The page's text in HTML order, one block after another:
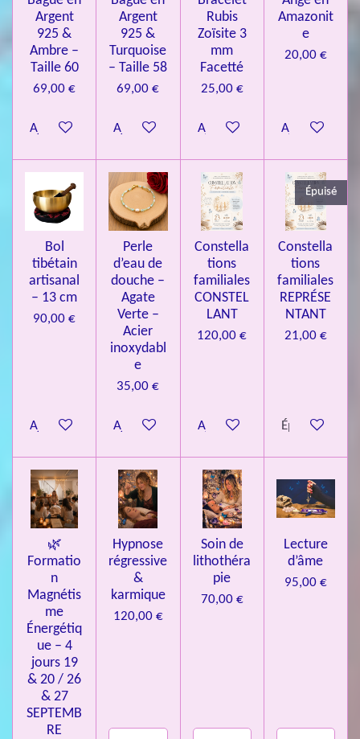
l
Argent
925 &
Ambre –
Taille 60
69,00 €
Ajouter au panier
Argent
925 &
Turquoise
– Taille 58
69,00 €
Ajouter au panier
Rubis
Zoïsite 3
mm
Facetté
25,00 €
Ajouter au panier
Amazonit
e
20,00 €
Ajouter au
Bol
tibétain
artisanal
– 13 cm
90,00 €
Ajouter au panier
Perle
d’eau de
douche –
Agate
Verte –
Acier
inoxydabl
e
35,00 €
Ajouter au panier
Constella
tions
familiales
CONSTEL
LANT
120,00 €
Ajouter au panier
Épuisé
Constella
tions
familiales
REPRÉSE
NTANT
21,00 €
Épuisé
🌿
Formatio
n
Magnétis
me
Énergétiq
ue – 4
jours 19
& 20 / 26
& 27
SEPTEMB
RE
Hypnose
régressive
&
karmique
120,00 €
Soin de
lithothéra
pie
70,00 €
Lecture
d’âme
95,00 €